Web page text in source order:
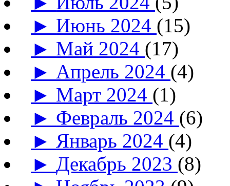
► Июнь 2024 (15)
► Май 2024 (17)
► Апрель 2024 (4)
► Март 2024 (1)
► Февраль 2024 (6)
► Январь 2024 (4)
►Декабрь 2023 (8)